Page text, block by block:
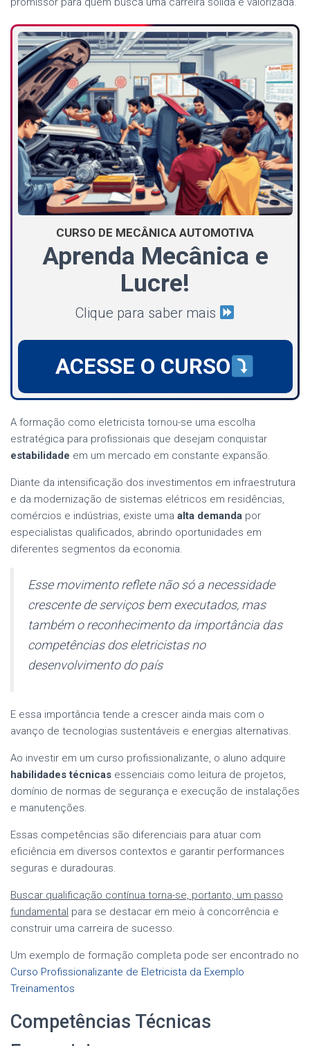
CURSO DE MECÂNICA AUTOMOTIVA
Aprenda Mecânica e
Lucre!
Clique para saber mais
ACESSE O CURSO
A formação como eletricista tornou-se uma escolha
estratégica para profissionais que desejam conquistar
estabilidade em um mercado em constante expansão.
Diante da intensificação dos investimentos em infraestrutura
e da modernização de sistemas elétricos em residências,
comércios e indústrias, existe uma alta demanda por
especialistas qualificados, abrindo oportunidades em
diferentes segmentos da economia.
Esse movimento reflete não só a necessidade
crescente de serviços bem executados, mas
também o reconhecimento da importância das
competências dos eletricistas no
desenvolvimento do país
E essa importância tende a crescer ainda mais com o
avanço de tecnologias sustentáveis e energias alternativas.
Ao investir em um curso profissionalizante, o aluno adquire
habilidades técnicas essenciais como leitura de projetos,
domínio de normas de segurança e execução de instalações
e manutenções.
Essas competências são diferenciais para atuar com
eficiência em diversos contextos e garantir performances
seguras e duradouras.
Buscar qualificação contínua torna-se, portanto, um passo
fundamental para se destacar em meio à concorrência e
construir uma carreira de sucesso.
Um exemplo de formação completa pode ser encontrado no
Curso Profissionalizante de Eletricista da Exemplo
Treinamentos
Competências Técnicas